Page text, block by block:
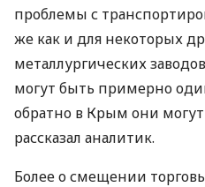
проблемы с
же как и для некоторых
металлургических
могут быть примерно
обратно в Крым они могут
рассказал аналитик.
Более о смещении